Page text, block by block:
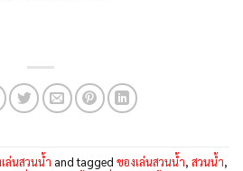
เล่นสวนน้ำ and tagged ของเล่นสวนน้ำ, สวนน้ำ,